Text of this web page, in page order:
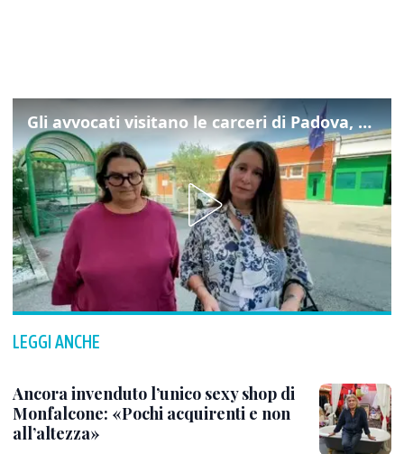
Gli avvocati visitano le carceri di Padova, ecco cosa hanno trovato
LEGGI ANCHE
Ancora invenduto l’unico sexy shop di
Monfalcone: «Pochi acquirenti e non
all’altezza»